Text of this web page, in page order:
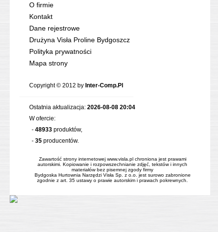
O firmie
Kontakt
Dane rejestrowe
Drużyna Visła Proline Bydgoszcz
Polityka prywatności
Mapa strony
Copyright © 2012 by Inter-Comp.Pl
Ostatnia aktualizacja: 2026-08-08 20:04
W ofercie:
- 48933 produktów,
- 35 producentów.
Zawartość strony internetowej www.visla.pl chroniona jest prawami
autorskimi. Kopiowanie i rozpowszechnianie zdjęć, tekstów i innych
materiałów bez pisemnej zgody firmy
Bydgoska Hurtownia Narzędzi Visła Sp. z o.o. jest surowo zabronione
zgodnie z art. 35 ustawy o prawie autorskim i prawach pokrewnych.